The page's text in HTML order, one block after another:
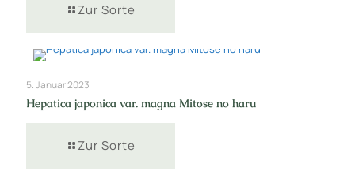
Zur Sorte
5. Januar 2023
Hepatica japonica var. magna Mitose no haru
Zur Sorte